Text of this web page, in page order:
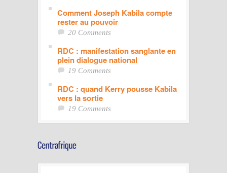
Comment Joseph Kabila compte
rester au pouvoir
20 Comments
RDC : manifestation sanglante en
plein dialogue national
19 Comments
RDC : quand Kerry pousse Kabila
vers la sortie
19 Comments